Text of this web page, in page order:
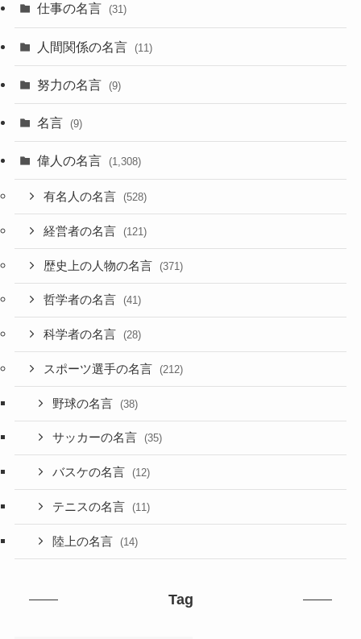
仕事の名言 (31)
人間関係の名言 (11)
努力の名言 (9)
名言 (9)
偉人の名言 (1,308)
有名人の名言 (528)
経営者の名言 (121)
歴史上の人物の名言 (371)
哲学者の名言 (41)
科学者の名言 (28)
スポーツ選手の名言 (212)
野球の名言 (38)
サッカーの名言 (35)
バスケの名言 (12)
テニスの名言 (11)
陸上の名言 (14)
Tag